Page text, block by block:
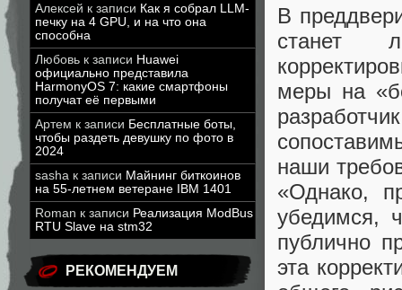
Алексей к записи Как я собрал LLM-
печку на 4 GPU, и на что она
способна
Любовь к записи Huawei
официально представила
HarmonyOS 7: какие смартфоны
получат её первыми
Артем к записи Бесплатные боты,
чтобы раздеть девушку по фото в
2024
sasha к записи Майнинг биткоинов
на 55-летнем ветеране IBM 1401
Roman к записи Реализация ModBus
RTU Slave на stm32
РЕКОМЕНДУЕМ
В
станет
меры на
наши
«Однако,
убедимся,
публично
эта